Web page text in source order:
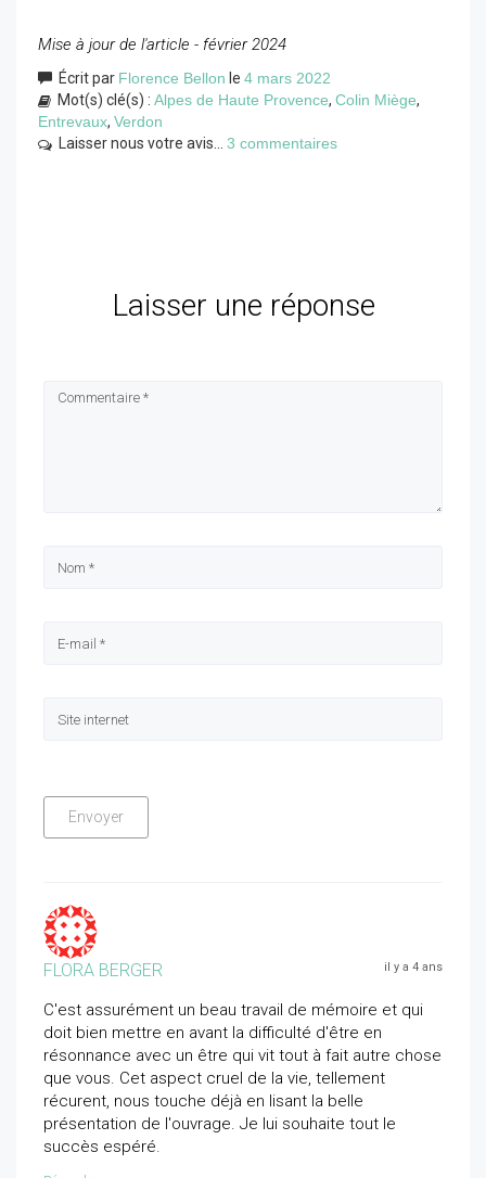
Mise à jour de l'article - février 2024
Écrit par Florence Bellon le 4 mars 2022
Mot(s) clé(s) : Alpes de Haute Provence, Colin Miège,
Entrevaux, Verdon
Laisser nous votre avis... 3 commentaires
Laisser une réponse
FLORA BERGER il y a 4 ans
C'est assurément un beau travail de mémoire et qui
doit bien mettre en avant la difficulté d'être en
résonnance avec un être qui vit tout à fait autre chose
que vous. Cet aspect cruel de la vie, tellement
récurent, nous touche déjà en lisant la belle
présentation de l'ouvrage. Je lui souhaite tout le
succès espéré.